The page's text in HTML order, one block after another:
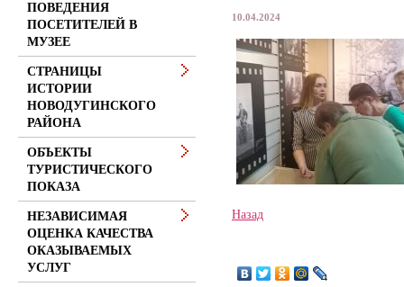
10.04.2024
Назад
ПОВЕДЕНИЯ
ПОСЕТИТЕЛЕЙ В
МУЗЕЕ
СТРАНИЦЫ
ИСТОРИИ
НОВОДУГИНСКОГО
РАЙОНА
ОБЪЕКТЫ
ТУРИСТИЧЕСКОГО
ПОКАЗА
НЕЗАВИСИМАЯ
ОЦЕНКА КАЧЕСТВА
ОКАЗЫВАЕМЫХ
УСЛУГ